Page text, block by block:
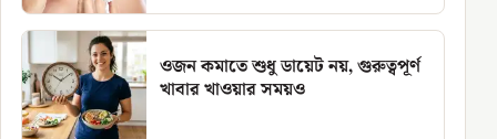
ওজন কমাতে শুধু ডায়েট নয়, গুরুত্বপূর্ণ
খাবার খাওয়ার সময়ও